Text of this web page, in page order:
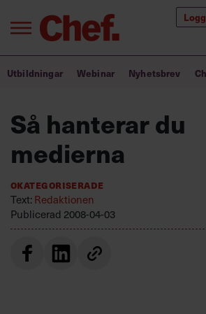
Annonsera
Bra ledare
Innehåll från Chef
Utbildning för ledare
Chefakademin+
Populära utbildningar
Utbildningar Webinar Nyhetsbrev
Så hanterar du
medierna
Okategoriserade
Text:Redaktionen
Publicerad 2008-04-03